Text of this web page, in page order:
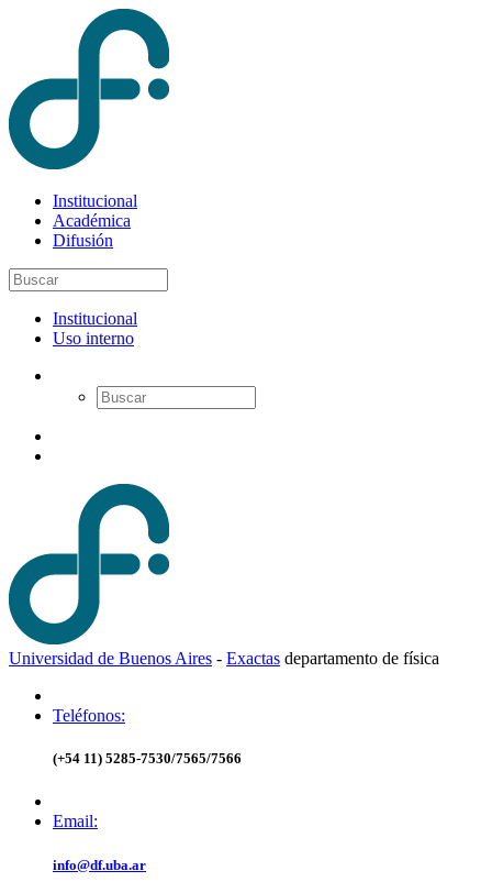
Institucional
Académica
Difusión
Institucional
Uso interno
Universidad de Buenos Aires - Exactas departamento de física
Teléfonos:
(+54 11) 5285-7530/7565/7566
Email:
info@df.uba.ar